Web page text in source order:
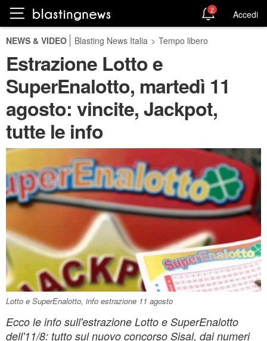
2 Accedi
NEWS & VIDEO Blasting News Italia > Tempo libero
Estrazione Lotto e
SuperEnalotto, martedì 11
agosto: vincite, Jackpot,
tutte le info
Lotto e SuperEnalotto, info estrazione 11 agosto
Ecco le info sull'estrazione Lotto e SuperEnalotto
dell'11/8: tutto sul nuovo concorso Sisal, dai numeri